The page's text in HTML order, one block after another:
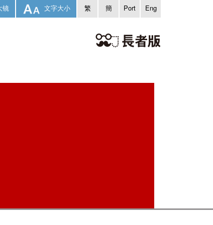
镜 文字大小 繁 簡 Port Eng